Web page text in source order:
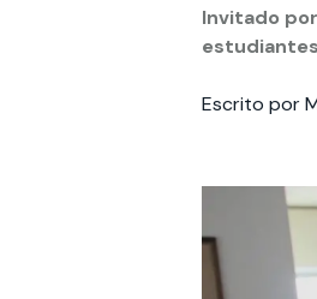
Te puede interesar:
Te puede interesar:
Invitado
Escrito por